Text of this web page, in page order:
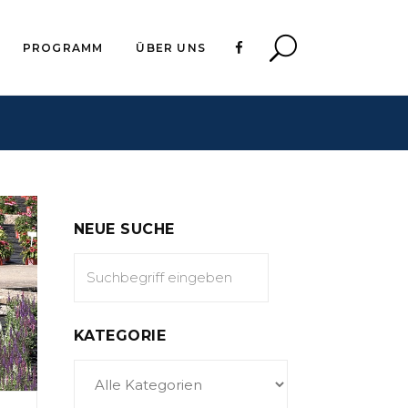
PROGRAMM ÜBER UNS
NEUE SUCHE
KATEGORIE